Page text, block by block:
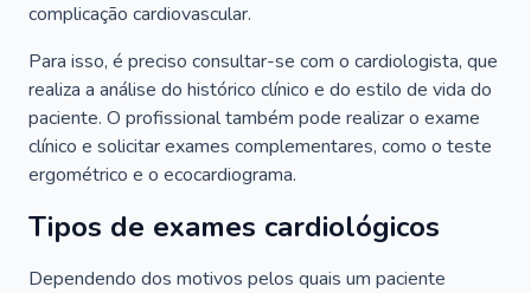
complicação cardiovascular.
Para isso, é preciso consultar-se com o cardiologista, que
realiza a análise do histórico clínico e do estilo de vida do
paciente. O profissional também pode realizar o exame
clínico e solicitar exames complementares, como o teste
ergométrico e o ecocardiograma.
Tipos de exames cardiológicos
Dependendo dos motivos pelos quais um paciente